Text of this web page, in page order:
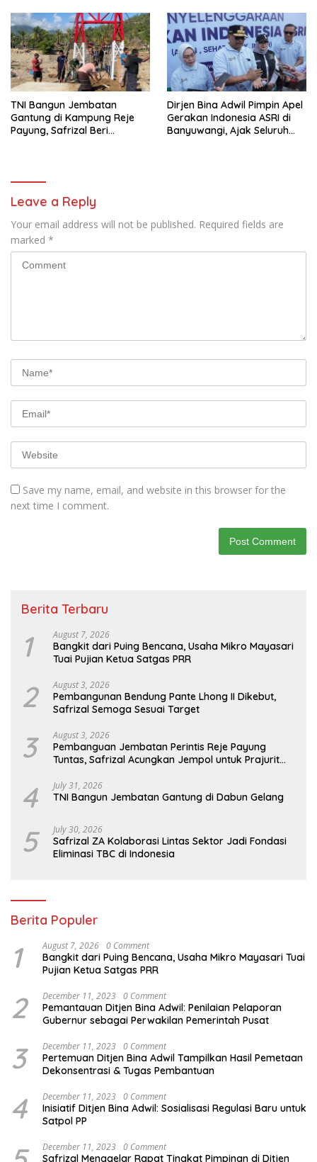
TNI Bangun Jembatan
Gantung di Kampung Reje
Payung, Safrizal Beri
Dirjen Bina Adwil Pimpin Apel
Gerakan Indonesia ASRI di
Banyuwangi, Ajak Seluruh
Leave a Reply
Your email address will not be published. Required fields are
marked *
Save my name, email, and website in this browser for the
next time I comment.
Berita Terbaru
1 August 7, 2026
Bangkit dari Puing Bencana, Usaha Mikro Mayasari
Tuai Pujian Ketua Satgas PRR
2 August 3, 2026
Pembangunan Bendung Pante Lhong II Dikebut,
Safrizal Semoga Sesuai Target
3 August 3, 2026
Pembanguan Jembatan Perintis Reje Payung
Tuntas, Safrizal Acungkan Jempol untuk Prajurit
4 July 31, 2026
TNI Bangun Jembatan Gantung di Dabun Gelang
5 July 30, 2026
Safrizal ZA Kolaborasi Lintas Sektor Jadi Fondasi
Eliminasi TBC di Indonesia
Berita Populer
1 August 7, 2026 0 Comment
Bangkit dari Puing Bencana, Usaha Mikro Mayasari Tuai
Pujian Ketua Satgas PRR
2 December 11, 2023 0 Comment
Pemantauan Ditjen Bina Adwil: Penilaian Pelaporan
Gubernur sebagai Perwakilan Pemerintah Pusat
3 December 11, 2023 0 Comment
Pertemuan Ditjen Bina Adwil Tampilkan Hasil Pemetaan
Dekonsentrasi & Tugas Pembantuan
4 December 11, 2023 0 Comment
Inisiatif Ditjen Bina Adwil: Sosialisasi Regulasi Baru untuk
Satpol PP
December 11, 2023 0 Comment
Safrizal Menggelar Rapat Tingkat Pimpinan di Ditjen